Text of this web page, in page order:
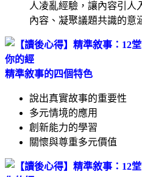
人凌亂經驗，讓內容引人
內容、凝聚議題共識的意
精準敘事的四個特色
說出真實故事的重要性
多元情境的應用
創新能力的學習
關懷與尊重多元價值